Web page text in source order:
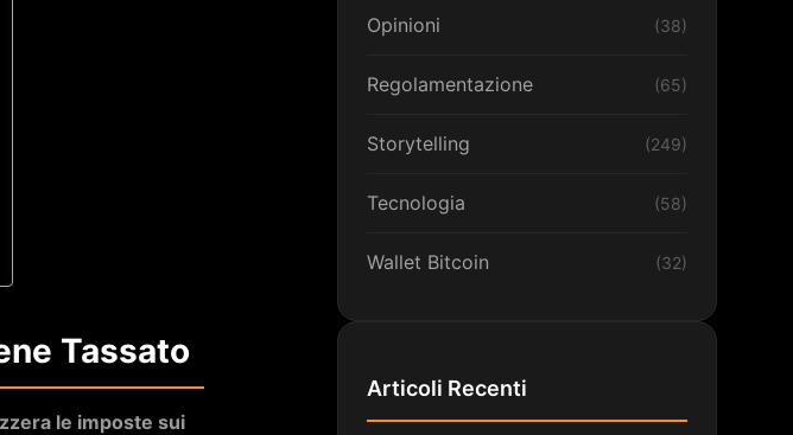
Tassato
le imposte sui
Opinioni (38)
Regolamentazione (65)
Storytelling (249)
Tecnologia (58)
Wallet Bitcoin (32)
Articoli Recenti